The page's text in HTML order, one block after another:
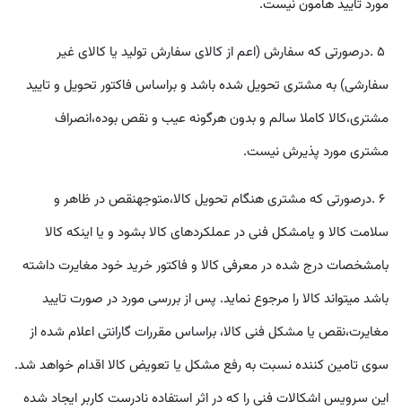
مورد تاييد هامون نيست.
۵ .درصورتی که سفارش (اعم از کالای سفارش توليد يا کالای غير
سفارشی) به مشتری تحويل شده باشد و براساس فاکتور تحويل و تاييد
مشتری،کالا کاملا سالم و بدون هرگونه عيب و نقص بوده،انصراف
مشتری مورد پذيرش نيست.
۶ .درصورتی که مشتری هنگام تحويل کالا،متوجهنقص در ظاهر و
سلامت کالا و يامشکل فنی در عملکردهای کالا بشود و يا اينکه کالا
بامشخصات درج شده در معرفی کالا و فاکتور خريد خود مغايرت داشته
باشد ميتواند کالا را مرجوع نمايد. پس از بررسی مورد در صورت تاييد
مغايرت،نقص يا مشکل فنی کالا، براساس مقررات گارانتی اعلام شده از
سوی تامين کننده نسبت به رفع مشکل يا تعويض کالا اقدام خواهد شد.
اين سرويس اشکالات فنی را که در اثر استفاده نادرست کاربر ايجاد شده